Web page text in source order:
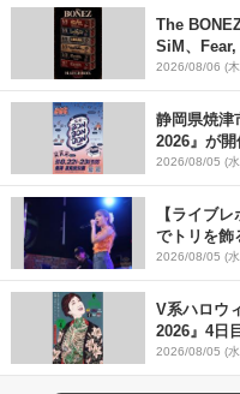
The
SiM、
アーティス
2026/08/06 (
静岡県焼津
2026』が
メ×ランタ
2026/08/05 (
【ライブ
でトリを飾
2026/08/05 (
V系ハロウ
2026』4日
組を発表
2026/08/05 (